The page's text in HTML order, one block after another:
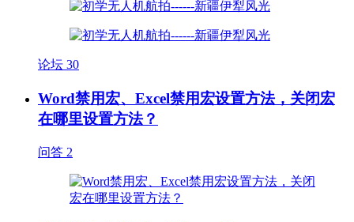
论坛 30
Word禁用宏、Excel禁用宏设置方法，关闭宏
在哪里设置方法？
问答 2